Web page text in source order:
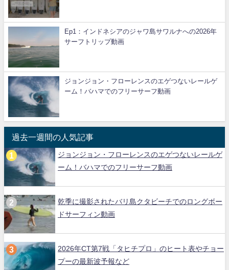
Ep1：インドネシアのジャワ島サワルナへの2026年
サーフトリップ動画
ジョンジョン・フローレンスのエゲつないレールゲ
ーム！バハマでのフリーサーフ動画
過去一週間の人気記事
ジョンジョン・フローレンスのエゲつないレールゲ
ーム！バハマでのフリーサーフ動画
乾季に撮影されたバリ島クタビーチでのロングボー
ドサーフィン動画
2026年CT第7戦「タヒチプロ」のヒート表やチョー
プーの最新波予報など